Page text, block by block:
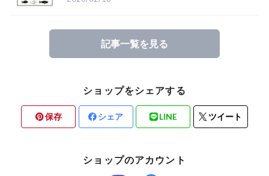
記事一覧を見る
ショップをシェアする
保存 シェア LINE ツイート
ショップのアカウント